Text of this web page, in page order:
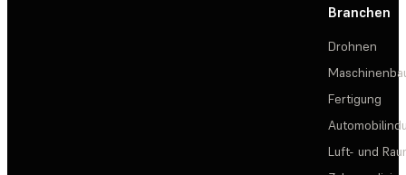
Branchen
Drohnen
Fertigung
Luft- und